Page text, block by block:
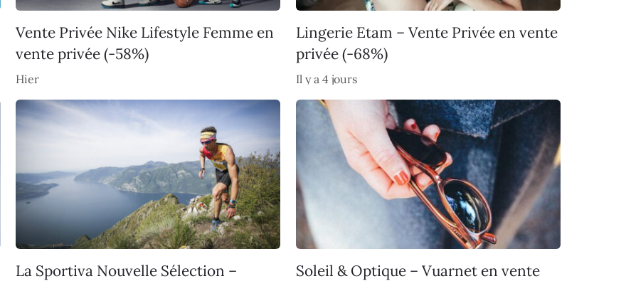
Vente Privée Nike Lifestyle Femme en
vente privée (-58%)
Hier
Lingerie Etam – Vente Privée en vente
privée (-68%)
Il y a 4 jours
La Sportiva Nouvelle Sélection –
Soleil & Optique – Vuarnet en vente